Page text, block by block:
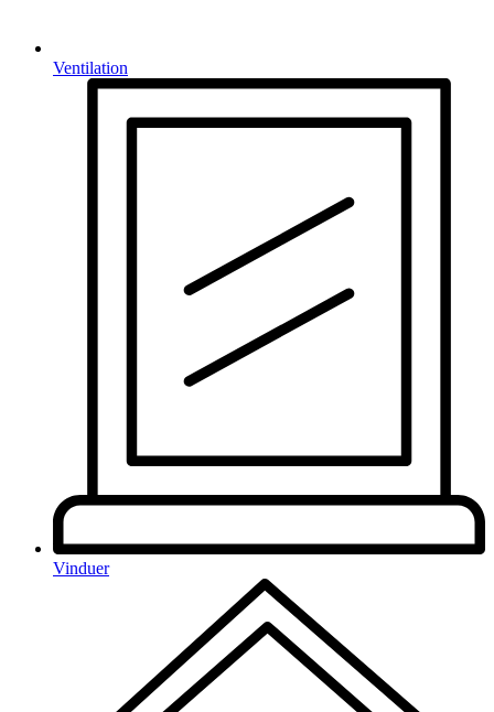
Ventilation
Vinduer